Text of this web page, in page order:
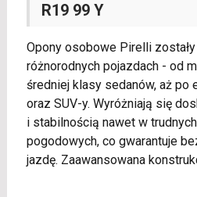
R19 99 Y
Opony osobowe Pirelli
różnorodnych pojazdach - od
średniej klasy sedanów, aż po
oraz SUV-y. Wyróżniają się
i stabilnością nawet w
pogodowych, co gwarantuje
jazdę. Zaawansowana